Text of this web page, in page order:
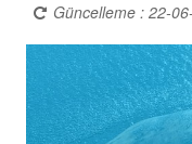
Güncelleme : 22-